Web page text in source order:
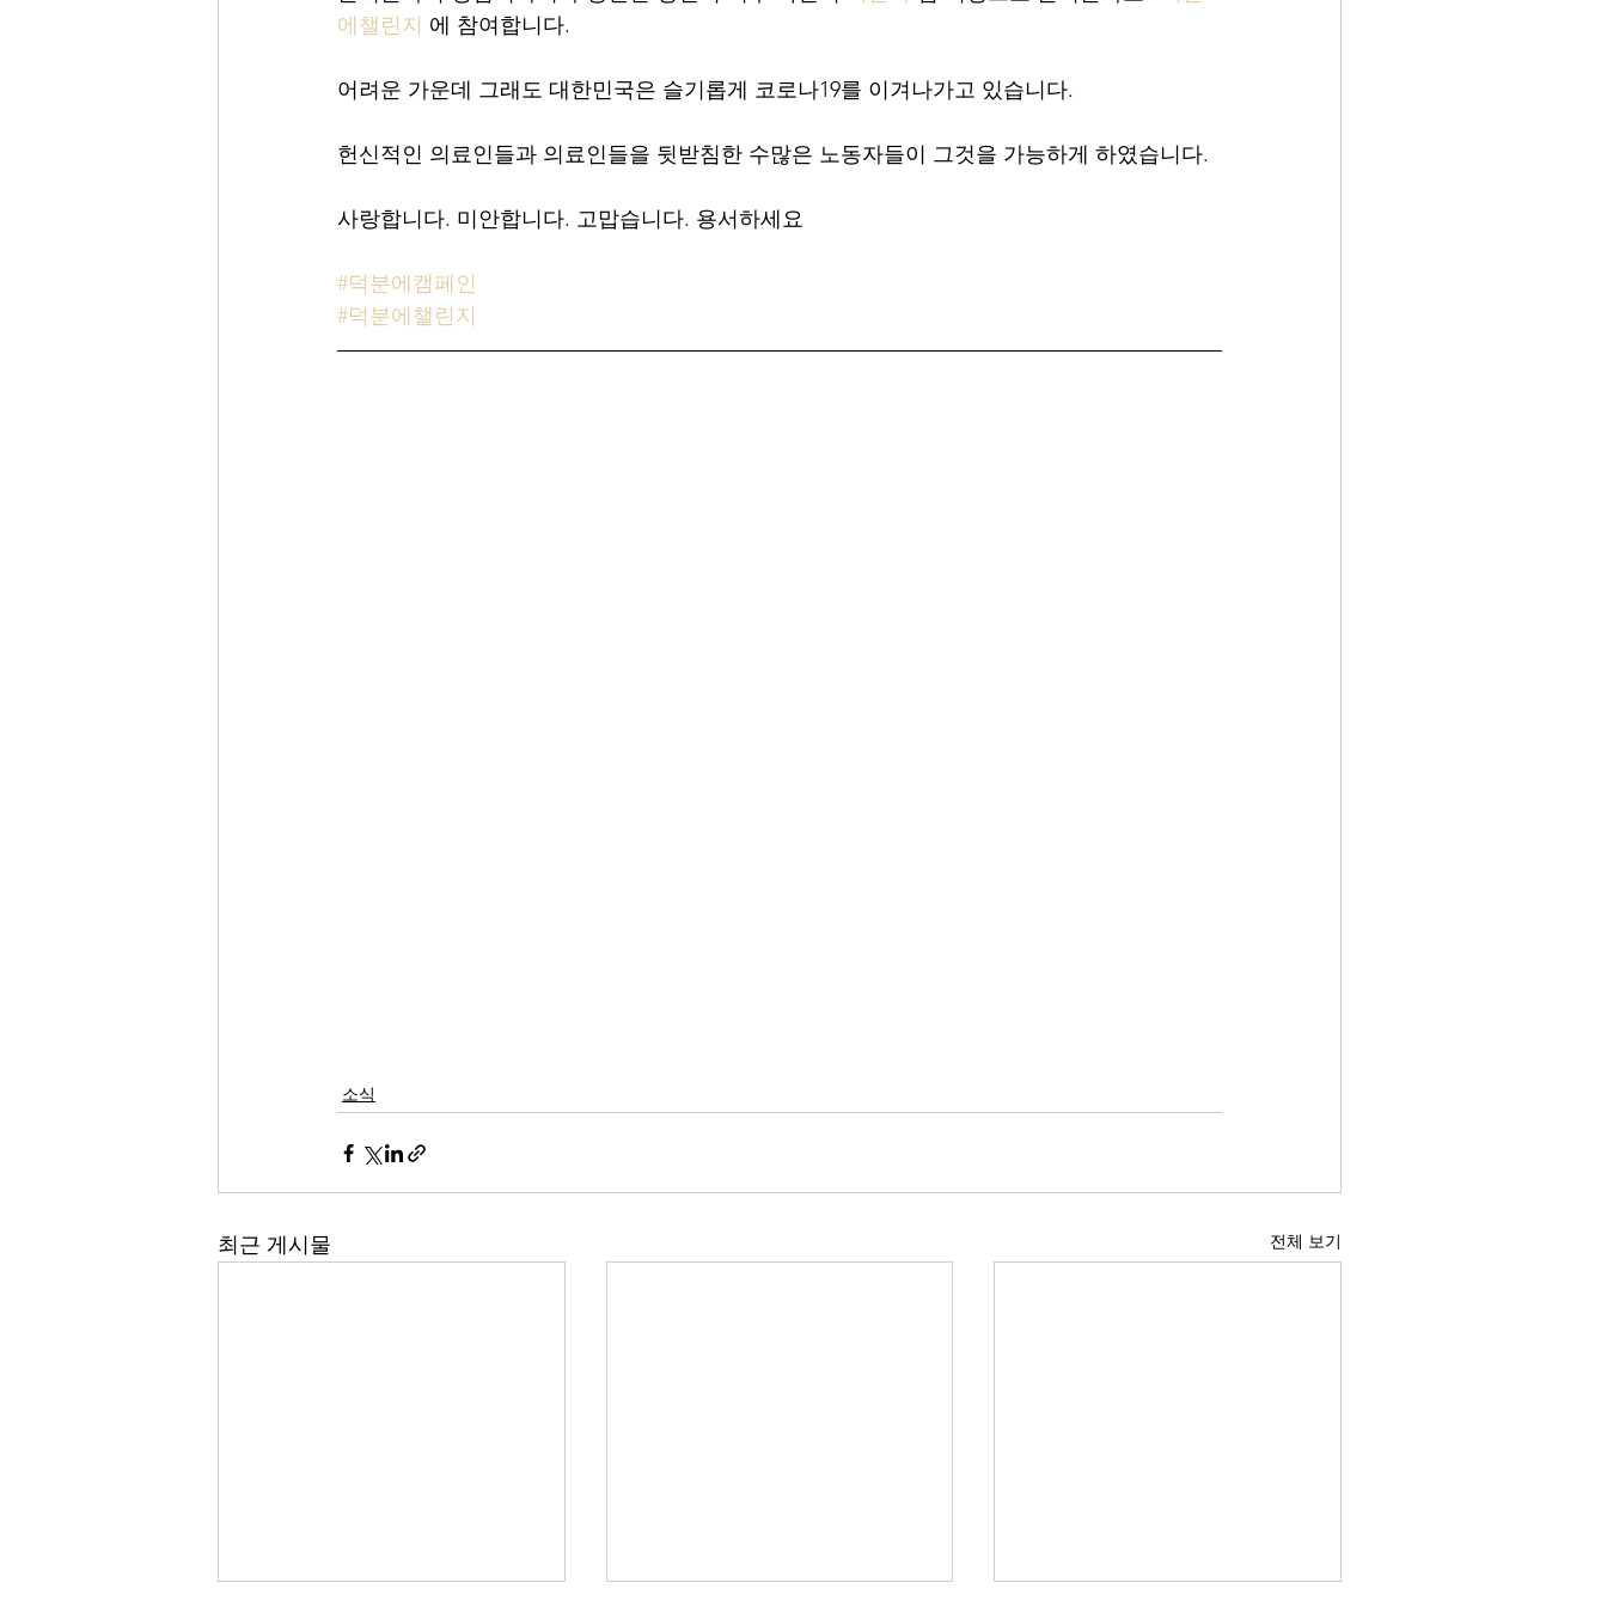
에챌린지 에 참여합니다.
어려운 가운데 그래도 대한민국은 슬기롭게 코로나19를 이겨나가고 있습니다.
헌신적인 의료인들과 의료인들을 뒷받침한 수많은 노동자들이 그것을 가능하게 하였습니다.
사랑합니다. 미안합니다. 고맙습니다. 용서하세요
#덕분에캠페인
#덕분에챌린지
소식
최근 게시물 전체 보기